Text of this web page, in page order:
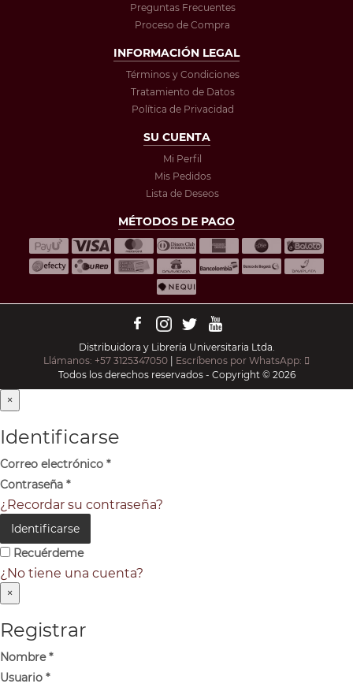
Preguntas Frecuentes
Proceso de Compra
INFORMACIÓN LEGAL
Términos y Condiciones
Tratamiento de Datos
Política de Privacidad
SU CUENTA
Mi Perfil
Mis Pedidos
Lista de Deseos
MÉTODOS DE PAGO
Distribuidora y Librería Universitaria Ltda.
Llámanos: +57 3125347050 | Escríbenos por WhatsApp:
Todos los derechos reservados - Copyright © 2026
×
Identificarse
Correo electrónico *
Contraseña *
¿Recordar su contraseña?
Identificarse
Recuérdeme
¿No tiene una cuenta?
×
Registrar
Nombre*
Usuario *